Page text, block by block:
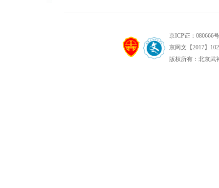
京ICP证：080666
京网文【2017】
版权所有：北京